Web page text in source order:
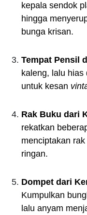
kepala sendok
hingga
bunga krisan.
Tempat Pensil
kaleng, lalu
untuk kesan
Rak Buku dari
rekatkan
menciptakan
ringan.
Dompet dari
Kumpulkan
lalu anyam